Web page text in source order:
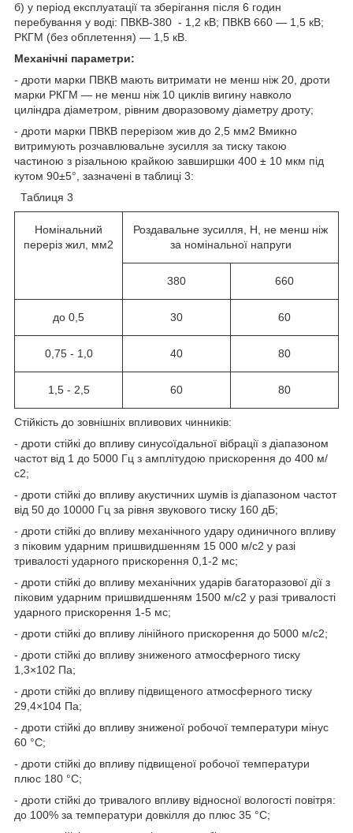
б) у період експлуатації та зберігання після 6 годин
перебування у воді: ПВКВ-380 - 1,2 кВ; ПВКВ 660 — 1,5 кВ;
РКГМ (без обплетення) — 1,5 кВ.
Механічні параметри:
- дроти марки ПВКВ мають витримати не менш ніж 20, дроти
марки РКГМ — не менш ніж 10 циклів вигину навколо
циліндра діаметром, рівним дворазовому діаметру дроту;
- дроти марки ПВКВ перерізом жив до 2,5 мм2 Вмикно
витримують розчавлювальне зусилля за тиску такою
частиною з різальною крайкою завширшки 400 ± 10 мкм під
кутом 90±5°, зазначені в таблиці 3:
Таблиця 3
Номінальний
переріз жил, мм2
Роздавальне зусилля, Н, не менш ніж
за номінальної напруги
380 660
до 0,5 30 60
0,75 - 1,0 40 80
1,5 - 2,5 60 80
Стійкість до зовнішніх впливових чинників:
- дроти стійкі до впливу синусоїдальної вібрації з діапазоном
частот від 1 до 5000 Гц з амплітудою прискорення до 400 м/
с2;
- дроти стійкі до впливу акустичних шумів із діапазоном частот
від 50 до 10000 Гц за рівня звукового тиску 160 дБ;
- дроти стійкі до впливу механічного удару одиничного впливу
з піковим ударним пришвидшенням 15 000 м/с2 у разі
тривалості ударного прискорення 0,1-2 мс;
- дроти стійкі до впливу механічних ударів багаторазової дії з
піковим ударним пришвидшенням 1500 м/с2 у разі тривалості
ударного прискорення 1-5 мс;
- дроти стійкі до впливу лінійного прискорення до 5000 м/с2;
- дроти стійкі до впливу зниженого атмосферного тиску
1,3×102 Па;
- дроти стійкі до впливу підвищеного атмосферного тиску
29,4×104 Па;
- дроти стійкі до впливу зниженої робочої температури мінус
60 °C;
- дроти стійкі до впливу підвищеної робочої температури
плюс 180 °C;
- дроти стійкі до тривалого впливу відносної вологості повітря:
до 100% за температури довкілля до плюс 35 °C;